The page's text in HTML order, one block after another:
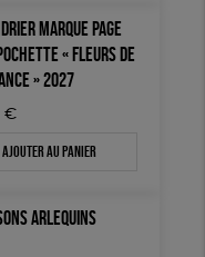
MARQUE PAGE
« FLEURS DE
» 2027
€
Ajouter au panier
ARLEQUINS